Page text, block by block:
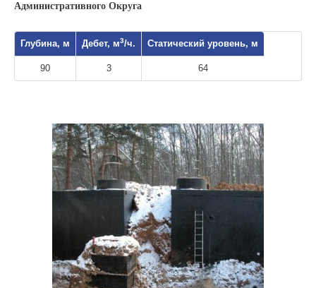
Административного Округа
Глубина, м Дебет, м3/ч. Статический уровень, м
90 3 64